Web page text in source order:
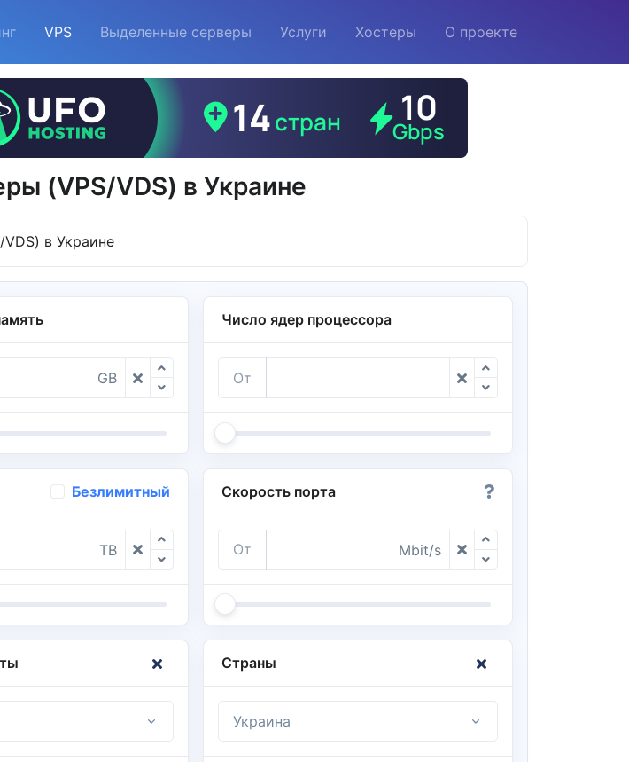
VPS Выделенные серверы Услуги Хостеры О проекте
(VPS/VDS) в Украине
в Украине
GB
Число ядер процессора
От
Безлимитный
TB
Скорость порта
От Mbit/s
Страны
Украина